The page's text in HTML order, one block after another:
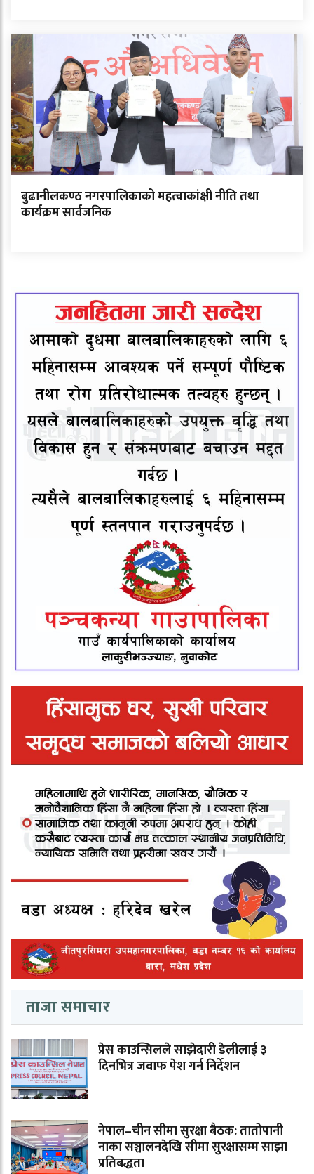
बुढानीलकण्ठ नगरपालिकाको महत्वाकांक्षी नीति तथा
कार्यक्रम सार्वजनिक
ताजा समाचार
प्रेस काउन्सिलले साझेदारी डेलीलाई ३
दिनभित्र जवाफ पेश गर्न निर्देशन
नेपाल–चीन सीमा सुरक्षा बैठक: तातोपानी
नाका सञ्चालनदेखि सीमा सुरक्षासम्म साझा
प्रतिबद्धता